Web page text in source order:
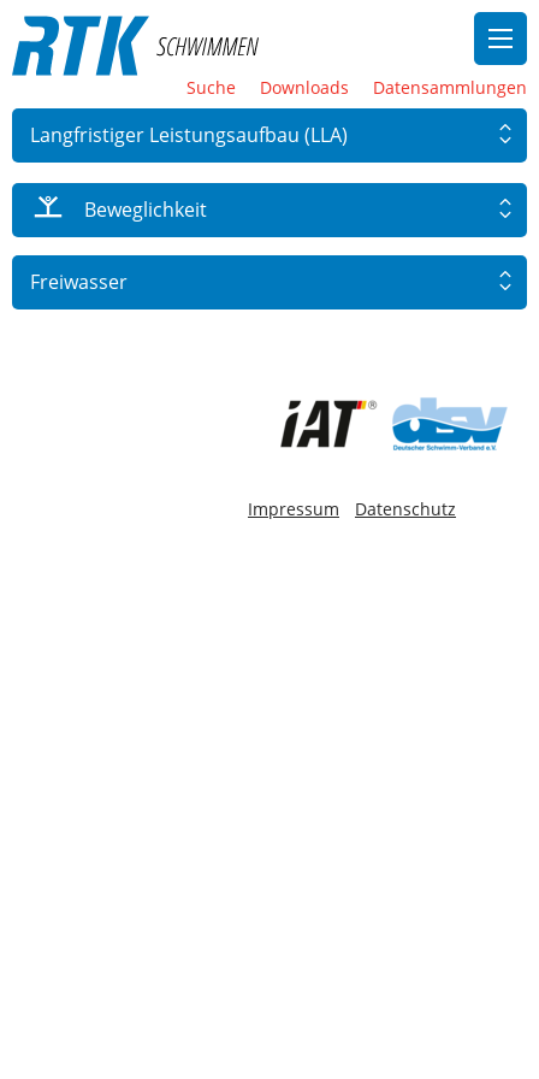
Suche Downloads Datensammlungen
Langfristiger Leistungsaufbau (LLA)
Beweglichkeit
Freiwasser
Impressum Datenschutz